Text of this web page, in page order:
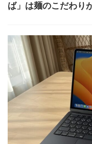
ば」は麺のこだわり